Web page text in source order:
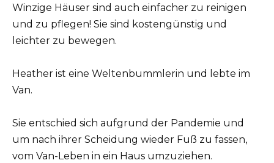
Winzige Häuser sind auch einfacher zu reinigen
und zu pflegen! Sie sind kostengünstig und
leichter zu bewegen.
Heather ist eine Weltenbummlerin und lebte im
Van.
Sie entschied sich aufgrund der Pandemie und
um nach ihrer Scheidung wieder Fuß zu fassen,
vom Van-Leben in ein Haus umzuziehen.